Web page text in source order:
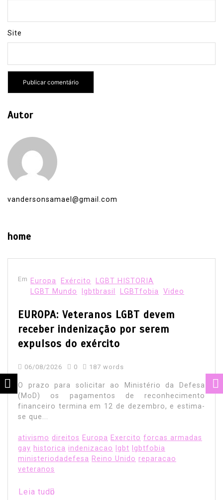
Site
Autor
vandersonsamael@gmail.com
home
Em Europa Exército
LGBT HISTORIA
LGBT Mundo
lgbtbrasil LGBTfobia Video
EUROPA: Veteranos LGBT devem
receber indenização por serem
expulsos do exército
06/08/2026 0 187 words
O prazo para solicitar ao Ministério da Defesa
(MoD) os pagamentos de reconhecimento
financeiro termina em 12 de dezembro, e estima-
se que...
ativismo direitos Europa Exercito forcas armadas
gay historica indenizacao lgbt lgbtfobia
ministeriodadefesa Reino Unido reparacao
veteranos
Leia tudo